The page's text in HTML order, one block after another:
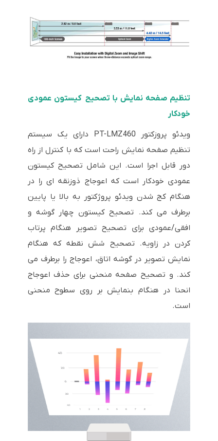
تنظیم صفحه نمایش با تصحیح کیستون عمودی
خودکار
ویدئو پروزکتور PT-LMZ460 دارای یک سیستم
تنظیم صفحه نمایش راحت است که با کنترل از راه
دور قابل اجرا است. این شامل تصحیح کیستون
عمودی خودکار است که اعوجاج ذوزنقه ای را در
هنگام کج شدن ویدئو پروژکتور به بالا یا پایین
برطرف می کند. تصحیح کیستون چهار گوشه و
افقی/عمودی برای تصحیح تصویر هنگام پرتاب
کردن در زاویه. تصحیح شش نقطه که هنگام
نمایش تصویر در گوشه اتاق، اعوجاج را برطرف می
کند. و تصحیح صفحه منحنی برای حذف اعوجاج
انحنا در هنگام بنمایش بر روی سطوح منحنی
است.